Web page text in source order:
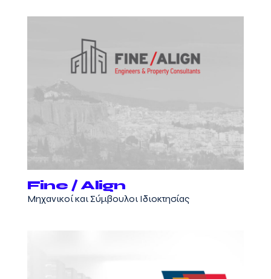
Fine / Align
Μηχανικοί και Σύμβουλοι Ιδιοκτησίας